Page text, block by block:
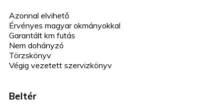
Azonnal elvihető
Érvényes magyar okmányokkal
Garantált km futás
Nem dohányzó
Törzskönyv
Végig vezetett szervizkönyv
Beltér